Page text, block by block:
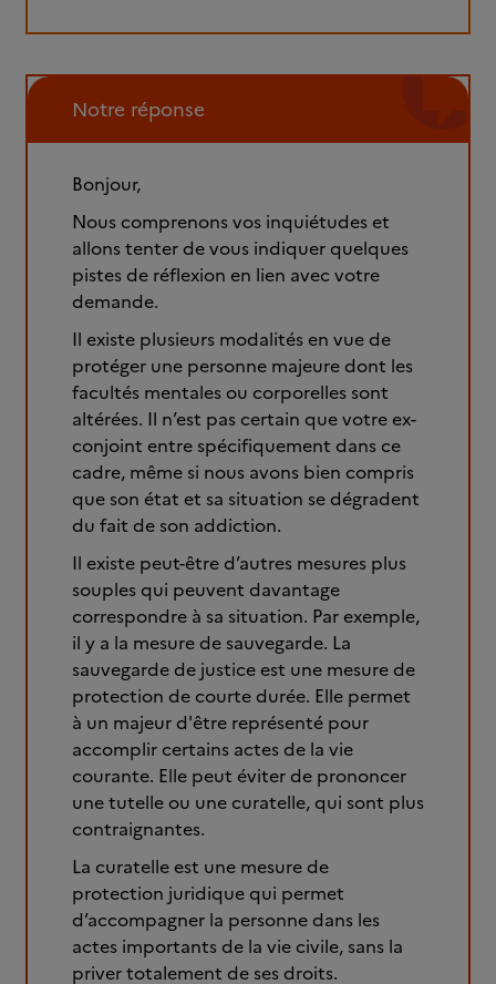
Notre réponse
Bonjour,
Nous comprenons vos inquiétudes et
allons tenter de vous indiquer quelques
pistes de réflexion en lien avec votre
demande.
Il existe plusieurs modalités en vue de
protéger une personne majeure dont les
facultés mentales ou corporelles sont
altérées. Il n’est pas certain que votre ex-
conjoint entre spécifiquement dans ce
cadre, même si nous avons bien compris
que son état et sa situation se dégradent
du fait de son addiction.
Il existe peut-être d’autres mesures plus
souples qui peuvent davantage
correspondre à sa situation. Par exemple,
il y a la mesure de sauvegarde. La
sauvegarde de justice est une mesure de
protection de courte durée. Elle permet
à un majeur d'être représenté pour
accomplir certains actes de la vie
courante. Elle peut éviter de prononcer
une tutelle ou une curatelle, qui sont plus
contraignantes.
La curatelle est une mesure de
protection juridique qui permet
d’accompagner la personne dans les
actes importants de la vie civile, sans la
priver totalement de ses droits.